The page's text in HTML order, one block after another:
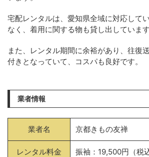
宅配レンタルは、愛知県全域に対応して
なく、着用に関する物も貸し出しています
また、レンタル期間に余裕があり、往復
付きとなっていて、コスパも良好です。
業者情報
業者名 京都きもの友禅
レンタル料金 振袖：19,500円（税